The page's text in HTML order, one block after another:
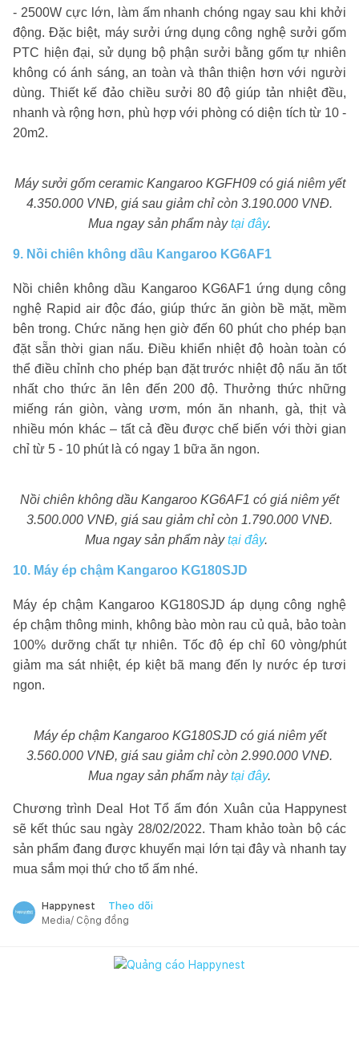
- 2500W cực lớn, làm ấm nhanh chóng ngay sau khi khởi
động. Đặc biệt, máy sưởi ứng dụng công nghệ sưởi gốm
PTC hiện đại, sử dụng bộ phận sưởi bằng gốm tự nhiên
không có ánh sáng, an toàn và thân thiện hơn với người
dùng. Thiết kế đảo chiều sưởi 80 độ giúp tản nhiệt đều,
nhanh và rộng hơn, phù hợp với phòng có diện tích từ 10 -
20m2.
Máy sưởi gốm ceramic Kangaroo KGFH09 có giá niêm yết
4.350.000 VNĐ, giá sau giảm chỉ còn 3.190.000 VNĐ.
Mua ngay sản phẩm nàytại đây.
9. Nồi chiên không dầu Kangaroo KG6AF1
Nồi chiên không dầu Kangaroo KG6AF1 ứng dụng công
nghệ Rapid air độc đáo, giúp thức ăn giòn bề mặt, mềm
bên trong. Chức năng hẹn giờ đến 60 phút cho phép bạn
đặt sẵn thời gian nấu. Điều khiển nhiệt độ hoàn toàn có
thể điều chỉnh cho phép bạn đặt trước nhiệt độ nấu ăn tốt
nhất cho thức ăn lên đến 200 độ. Thưởng thức những
miếng rán giòn, vàng ươm, món ăn nhanh, gà, thịt và
nhiều món khác – tất cả đều được chế biến với thời gian
chỉ từ 5 - 10 phút là có ngay 1 bữa ăn ngon.
Nồi chiên không dầu Kangaroo KG6AF1 có giá niêm yết
3.500.000 VNĐ, giá sau giảm chỉ còn 1.790.000 VNĐ.
Mua ngay sản phẩm nàytại đây.
10. Máy ép chậm Kangaroo KG180SJD
Máy ép chậm Kangaroo KG180SJD áp dụng công nghệ
ép chậm thông minh, không bào mòn rau củ quả, bảo toàn
100% dưỡng chất tự nhiên. Tốc độ ép chỉ 60 vòng/phút
giảm ma sát nhiệt, ép kiệt bã mang đến ly nước ép tươi
ngon.
Máy ép chậm Kangaroo KG180SJD có giá niêm yết
3.560.000 VNĐ, giá sau giảm chỉ còn 2.990.000 VNĐ.
Mua ngay sản phẩm nàytại đây.
Chương trình Deal Hot Tổ ấm đón Xuân của Happynest
sẽ kết thúc sau ngày 28/02/2022. Tham khảo toàn bộ các
sản phẩm đang được khuyến mại lớn tại đây và nhanh tay
mua sắm mọi thứ cho tổ ấm nhé.
Happynest Theo dõi
Media/ Cộng đồng